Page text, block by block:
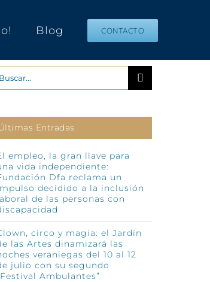
Blog CONTACTO
Entradas
empleo, la gran llave para
vida independiente:
Dfa reclama un
decidido a la inclusión
de las personas con
circo y magia: el Jardín
las Artes dinamizará las
veraniegas del 10 al 12
julio con su segundo
Ambulantes”